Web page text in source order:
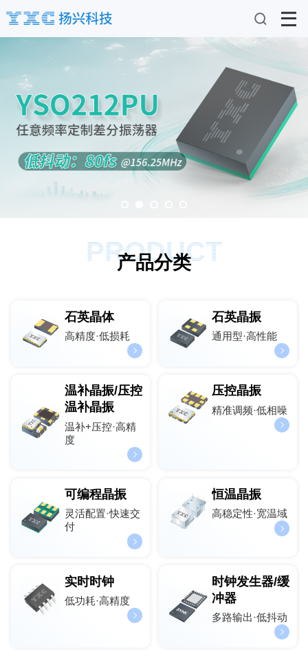
PRODUCT
产品分类
石英晶体
高精度·低损耗
石英晶振
通用型·高性能
温补晶振/压控
温补晶振
温补+压控·高精
度
压控晶振
精准调频·低相噪
可编程晶振
灵活配置·快速交
付
恒温晶振
高稳定性·宽温域
实时时钟
低功耗·高精度
时钟发生器/缓
冲器
多路输出·低抖动